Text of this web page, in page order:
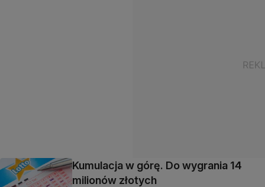
Kumulacja w górę. Do wygrania 14
milionów złotych